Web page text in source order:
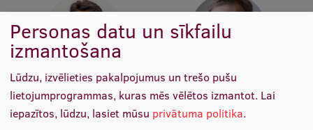
Pētniecības datu pārvaldība
RSU zinātnes portāls
Zinātnes ietekme
Pētniecības platformas
Doktorantūras skola
Prof. Dr. med. Gunta Lazdāne
Docētāja, Vadošais pētnieks
Prof. Elmārs Rancāns
Katedras vadītājs, Docētājs,
Vadošais pētnieks
Personas datu un sīkfailu
izmantošana
Lūdzu, izvēlieties pakalpojumus un trešo pušu
lietojumprogrammas, kuras mēs vēlētos izmantot. Lai
iepazītos, lūdzu, lasiet mūsu privātuma politika.